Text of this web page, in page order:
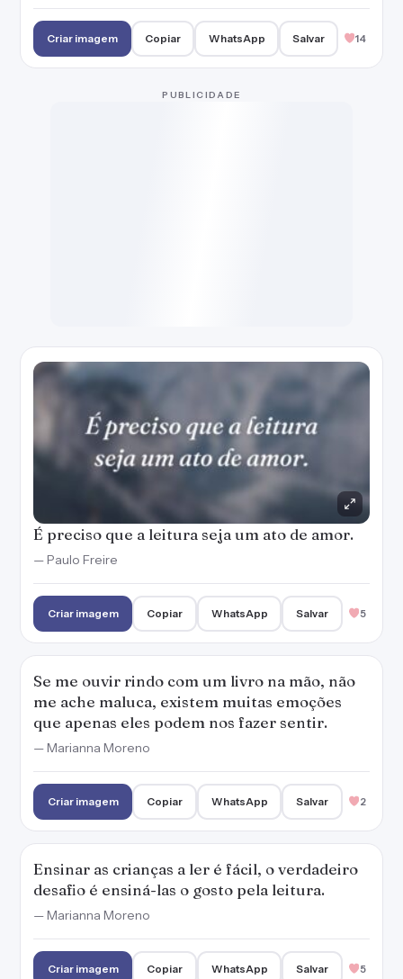
Criar imagem Copiar WhatsApp Salvar 14
Criar imagem Copiar WhatsApp Salvar 5
Se me ouvir rindo com um livro na mão, não
me ache maluca, existem muitas emoções
que apenas eles podem nos fazer sentir.
— Marianna Moreno
Criar imagem Copiar WhatsApp Salvar
Ensinar as crianças a ler é fácil, o verdadeiro
desafio é ensiná-las o gosto pela leitura.
Criar imagem Copiar WhatsApp Salvar